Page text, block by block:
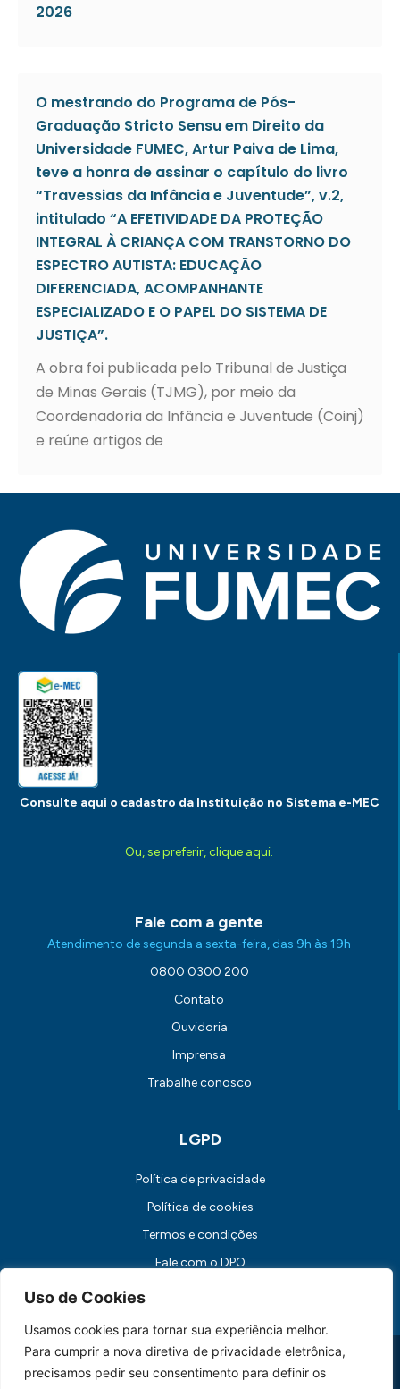
Uso de Cookies
Usamos cookies para tornar sua experiência melhor.
Para cumprir a nova diretiva de privacidade eletrônica,
precisamos pedir seu consentimento para definir os
2026
O mestrando do Programa de Pós-
Graduação Stricto Sensu em Direito da
Universidade FUMEC, Artur Paiva de Lima,
teve a honra de assinar o capítulo do livro
“Travessias da Infância e Juventude”, v.2,
intitulado “A EFETIVIDADE DA PROTEÇÃO
INTEGRAL À CRIANÇA COM TRANSTORNO DO
ESPECTRO AUTISTA: EDUCAÇÃO
DIFERENCIADA, ACOMPANHANTE
ESPECIALIZADO E O PAPEL DO SISTEMA DE
JUSTIÇA”.
A obra foi publicada pelo Tribunal de Justiça
de Minas Gerais (TJMG), por meio da
Coordenadoria da Infância e Juventude (Coinj)
e reúne artigos de
Consulte aqui o cadastro da Instituição no Sistema e-MEC
Ou, se preferir, clique aqui.
Fale com a gente
Atendimento de segunda a sexta-feira, das 9h às 19h
0800 0300 200
Contato
Ouvidoria
Imprensa
Trabalhe conosco
LGPD
Política de privacidade
Política de cookies
Termos e condições
Fale com o DPO
Canal de Comunicação com os Titulares dos Dados
Universidade FUMEC: Rua Cobre, 200 Bairro Cruzeiro CEP: 30.310-
190 Belo Horizonte / MG